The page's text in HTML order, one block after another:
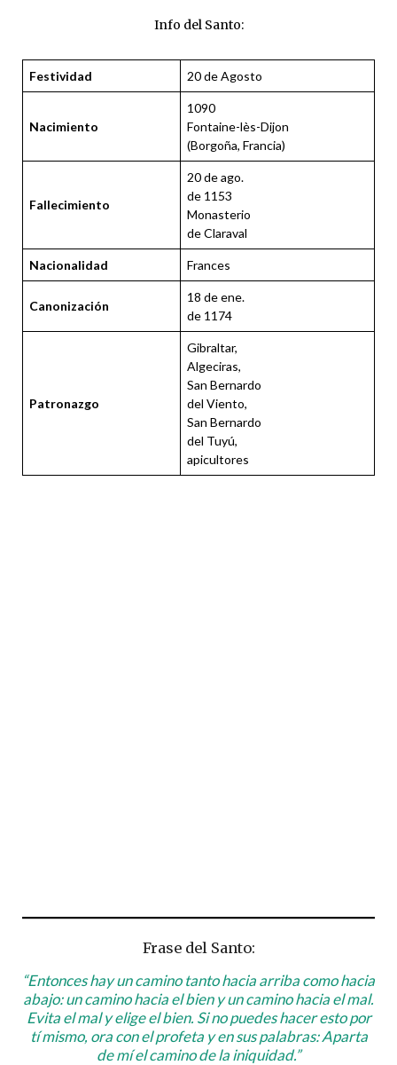
Info del Santo:
Festividad 20 de Agosto
Nacimiento
1090
Fontaine-lès-Dijon
(Borgoña, Francia)
Fallecimiento
20 de ago.
de 1153
Monasterio
de Claraval
Nacionalidad Frances
Canonización
18 de ene.
de 1174
Patronazgo
Gibraltar,
Algeciras,
San Bernardo
del Viento,
San Bernardo
del Tuyú,
apicultores
Frase del Santo:
“Entonces hay un camino tanto hacia arriba como hacia
abajo: un camino hacia el bien y un camino hacia el mal.
Evita el mal y elige el bien. Si no puedes hacer esto por
tí mismo, ora con el profeta y en sus palabras: Aparta
de mí el camino de la iniquidad.”